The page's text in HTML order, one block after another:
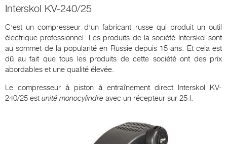
Interskol KV-240/25
C'est un compresseur d'un fabricant russe qui produit un outil
électrique professionnel. Les produits de la société Interskol sont
au sommet de la popularité en Russie depuis 15 ans. Et cela est
dû au fait que tous les produits de cette société ont des prix
abordables et une qualité élevée.
Le compresseur à piston à entraînement direct Interskol KV-
240/25 est unité monocylindre avec un récepteur sur 25 l.